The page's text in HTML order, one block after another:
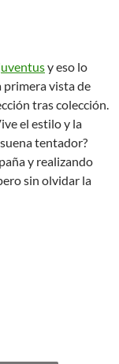
y eso lo
primera vista de
tras colección.
el estilo y la
tentador?
y realizando
sin olvidar la